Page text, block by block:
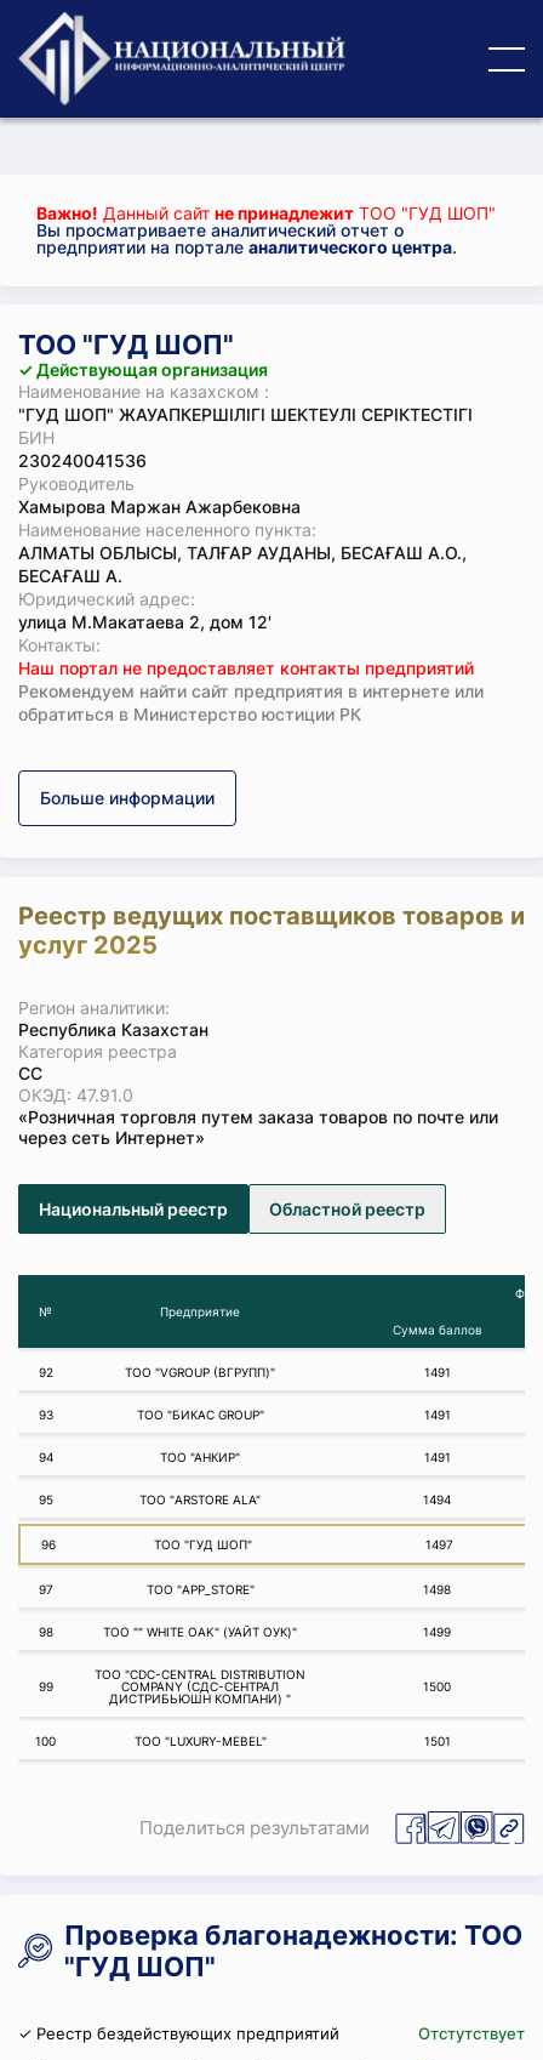
Важно! Данный сайт не принадлежит ТОО "ГУД ШОП"
Вы просматриваете аналитический отчет о
предприятии на портале аналитического центра.
ТОО "ГУД ШОП"
✓ Действующая организация
Наименование на казахском :
"ГУД ШОП" ЖАУАПКЕРШІЛІГІ ШЕКТЕУЛІ СЕРІКТЕСТІГІ
БИН
230240041536
Руководитель
Хамырова Маржан Ажарбековна
Наименование населенного пункта:
АЛМАТЫ ОБЛЫСЫ, ТАЛҒАР АУДАНЫ, БЕСАҒАШ А.О.,
БЕСАҒАШ А.
Юридический адрес:
улица М.Макатаева 2, дом 12'
Koнтaкты:
Наш портал не предоставляет контакты предприятий
Рекомендуем найти сайт предприятия в интернете или
обратиться в Министерство юстиции РК
Больше информации
Реестр ведущих поставщиков товаров и
услуг 2025
Регион аналитики:
Республика Казахстан
Категория реестра
СС
ОКЭД: 47.91.0
«Розничная торговля путем заказа товаров по почте или
через сеть Интернет»
Национальный реестр Областной реестр
№ Предприятие
Сумма баллов
92 ТОО "VGROUP (ВГРУПП)" 1491
93 ТОО "БИКАС GROUP" 1491
94 ТОО "АНКИР" 1491
95 ТОО "ARSTORE ALA" 1494
96 ТОО "ГУД ШОП" 1497
97 ТОО "APP_STORE" 1498
98 ТОО "" WHITE OAK" (УАЙТ ОУК)" 1499
99
ТОО "CDC-CENTRAL DISTRIBUTION
COMPANY (СДС-СЕНТРАЛ
ДИСТРИБЬЮШН КОМПАНИ) "
1500
100 ТОО "LUXURY-MEBEL" 1501
Поделиться результатами
Проверка благонадежности: ТОО
"ГУД ШОП"
✓ Реестр бездействующих предприятий
Отстутствует